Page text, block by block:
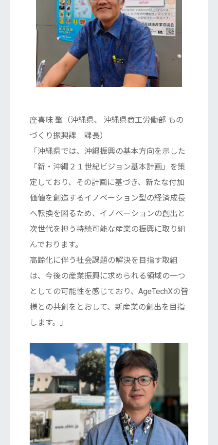
座喜味 肇（沖縄県、 沖縄県商工労働部 もの
づくり振興課 課長）
「沖縄県では、沖縄振興の基本方向を示した
「新・沖縄２１世紀ビジョン基本計画」を策
定しており、その計画に基づき、新たな付加
価値を創造するイノベーション型の経済成長
へ転換を図るため、イノベーションの創出と
次世代を担う持続可能な産業の振興に取り組
んでおります。
高齢化に伴う社会課題の解決を目指す取組
は、今後の産業振興に求められる領域の一つ
としての可能性を感じており、AgeTechXの皆
様との共創をとおして、新産業の創出を目指
します。」